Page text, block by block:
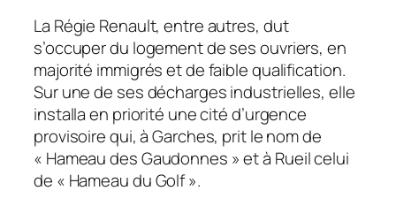
La Régie Renault, entre autres, dut
s’occuper du logement de ses ouvriers, en
majorité immigrés et de faible qualification.
Sur une de ses décharges industrielles, elle
installa en priorité une cité d’urgence
provisoire qui, à Garches, prit le nom de
« Hameau des Gaudonnes » et à Rueil celui
de « Hameau du Golf ».